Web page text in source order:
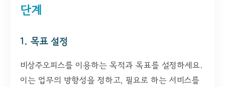
단계
1. 목표 설정
비상주오피스를 이용하는 목적과 목표를 설정하세요.
이는 업무의 방향성을 정하고, 필요로 하는 서비스를